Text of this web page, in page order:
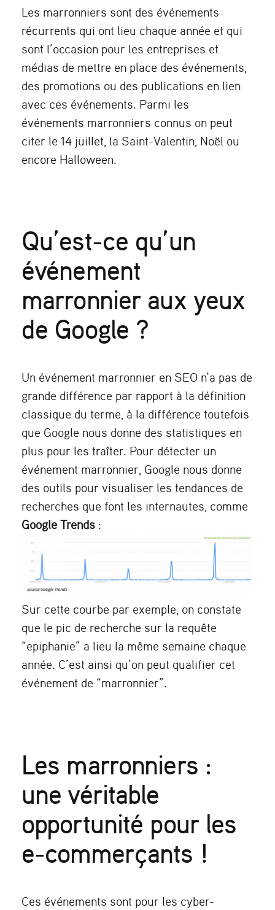
Les marronniers sont des événements
récurrents qui ont lieu chaque année et qui
sont l’occasion pour les entreprises et
médias de mettre en place des événements,
des promotions ou des publications en lien
avec ces événements. Parmi les
événements marronniers connus on peut
citer le 14 juillet, la Saint-Valentin, Noël ou
encore Halloween.
Qu’est-ce qu’un
événement
marronnier aux yeux
de Google ?
Un événement marronnier en SEO n’a pas de
grande différence par rapport à la définition
classique du terme, à la différence toutefois
que Google nous donne des statistiques en
plus pour les traîter. Pour détecter un
événement marronnier, Google nous donne
des outils pour visualiser les tendances de
recherches que font les internautes, comme
Google Trends :
Sur cette courbe par exemple, on constate
que le pic de recherche sur la requête
“epiphanie” a lieu la même semaine chaque
année. C’est ainsi qu’on peut qualifier cet
événement de “marronnier”.
Les marronniers :
une véritable
opportunité pour les
e-commerçants !
Ces événements sont pour les cyber-